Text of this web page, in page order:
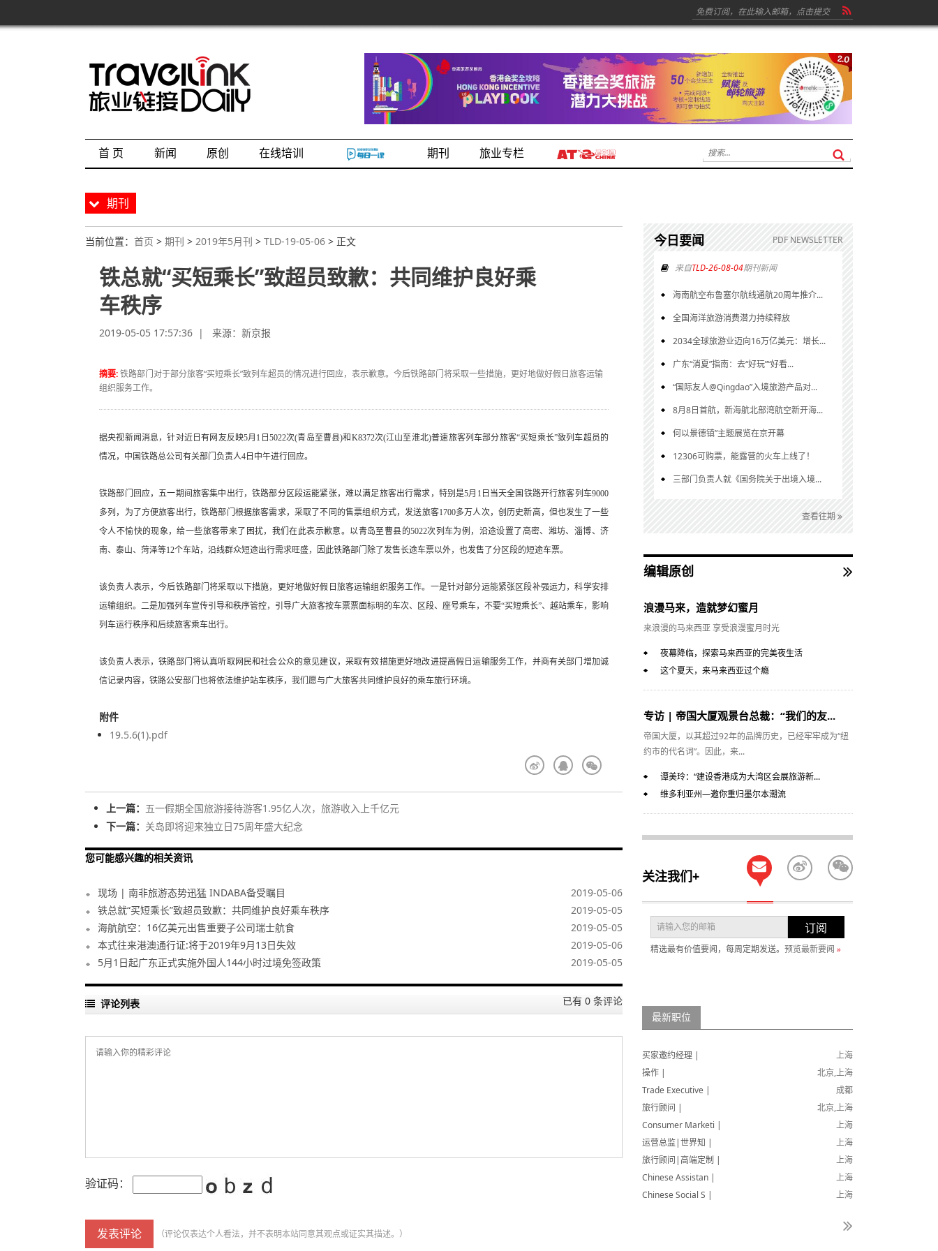
首 页 新闻 原创 在线培训 期刊 旅业专栏
期刊
当前位置： 首页 > 期刊 > 2019年5月刊 > TLD-19-05-06 > 正文
铁总就“买短乘长”致超员致歉：共同维护良好乘
车秩序
2019-05-05 17:57:36 | 来源： 新京报
摘要:铁路部门对于部分旅客“买短乘长”致列车超员的情况进行回应，表示歉意。今后铁路部门将采取一些措施，更好地做好假日旅客运输
组织服务工作。
据央视新闻消息，针对近日有网友反映5月1日5022次(青岛至曹县)和K8372次(江山至淮北)普速旅客列车部分旅客“买短乘长”致列车超员的
情况，中国铁路总公司有关部门负责人4日中午进行回应。
铁路部门回应，五一期间旅客集中出行，铁路部分区段运能紧张，难以满足旅客出行需求，特别是5月1日当天全国铁路开行旅客列车9000
多列，为了方便旅客出行，铁路部门根据旅客需求，采取了不同的售票组织方式，发送旅客1700多万人次，创历史新高，但也发生了一些
令人不愉快的现象，给一些旅客带来了困扰，我们在此表示歉意。以青岛至曹县的5022次列车为例，沿途设置了高密、潍坊、淄博、济
南、泰山、菏泽等12个车站，沿线群众短途出行需求旺盛，因此铁路部门除了发售长途车票以外，也发售了分区段的短途车票。
该负责人表示，今后铁路部门将采取以下措施，更好地做好假日旅客运输组织服务工作。一是针对部分运能紧张区段补强运力，科学安排
运输组织。二是加强列车宣传引导和秩序管控，引导广大旅客按车票票面标明的车次、区段、座号乘车，不要“买短乘长”、越站乘车，影响
列车运行秩序和后续旅客乘车出行。
该负责人表示，铁路部门将认真听取网民和社会公众的意见建议，采取有效措施更好地改进提高假日运输服务工作，并商有关部门增加诚
信记录内容，铁路公安部门也将依法维护站车秩序，我们愿与广大旅客共同维护良好的乘车旅行环境。
附件
19.5.6(1).pdf
上一篇： 五一假期全国旅游接待游客1.95亿人次，旅游收入上千亿元
下一篇： 关岛即将迎来独立日75周年盛大纪念
您可能感兴趣的相关资讯
2019-05-06
现场 | 南非旅游态势迅猛 INDABA备受瞩目
2019-05-05
铁总就“买短乘长”致超员致歉：共同维护良好乘车秩序
2019-05-05
海航航空：16亿美元出售重要子公司瑞士航食
2019-05-06
本式往来港澳通行证:将于2019年9月13日失效
2019-05-05
5月1日起广东正式实施外国人144小时过境免签政策
评论列表 已有 0 条评论
验证码：
（评论仅表达个人看法，并不表明本站同意其观点或证实其描述。）
今日要闻 PDF NEWSLETTER
来自TLD-26-08-04期刊新闻
海南航空布鲁塞尔航线通航20周年推介...
全国海洋旅游消费潜力持续释放
2034全球旅游业迈向16万亿美元：增长...
广东“消夏”指南：去“好玩”“好看...
“国际友人@Qingdao”入境旅游产品对...
8月8日首航，新海航北部湾航空新开海...
何以景德镇”主题展览在京开幕
12306可购票，能露营的火车上线了！
三部门负责人就《国务院关于出境入境...
查看往期
编辑原创
浪漫马来，造就梦幻蜜月
来浪漫的马来西亚 享受浪漫蜜月时光
夜幕降临，探索马来西亚的完美夜生活
这个夏天，来马来西亚过个瘾
专访 | 帝国大厦观景台总裁：“我们的友...
帝国大厦，以其超过92年的品牌历史，已经牢牢成为“纽
约市的代名词”。因此，来...
谭美玲：“建设香港成为大湾区会展旅游新...
维多利亚州—邀你重归墨尔本潮流
关注我们+
订阅
精选最有价值要闻，每周定期发送。 预览最新要闻 »
最新职位
上海
买家邀约经理 |
北京,上海
操作 |
成都
Trade Executive |
北京,上海
旅行顾问 |
上海
Consumer Marketi |
上海
运营总监|世界知 |
上海
旅行顾问|高端定制 |
上海
Chinese Assistan |
上海
Chinese Social S |